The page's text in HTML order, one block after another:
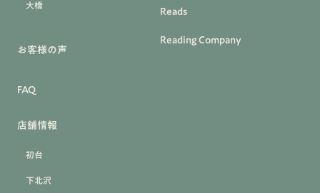
大橋
お客様の声
FAQ
店舗情報
初台
下北沢
Reads
Reading Company